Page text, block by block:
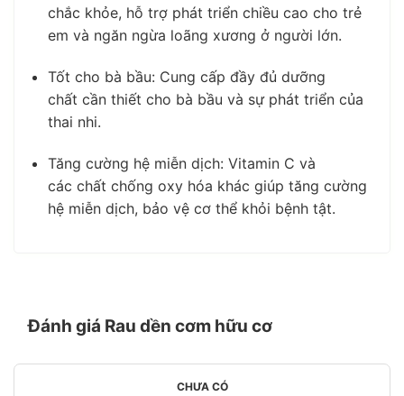
chắc khỏe, hỗ trợ phát triển chiều cao cho trẻ
em và ngăn ngừa loãng xương ở người lớn.
Tốt cho bà bầu: Cung cấp đầy đủ dưỡng
chất cần thiết cho bà bầu và sự phát triển của
thai nhi.
Tăng cường hệ miễn dịch: Vitamin C và
các chất chống oxy hóa khác giúp tăng cường
hệ miễn dịch, bảo vệ cơ thể khỏi bệnh tật.
Đánh giá Rau dền cơm hữu cơ
CHƯA CÓ